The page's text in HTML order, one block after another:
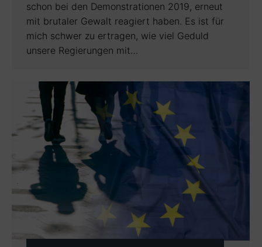
schon bei den Demonstrationen 2019, erneut
mit brutaler Gewalt reagiert haben. Es ist für
mich schwer zu ertragen, wie viel Geduld
unsere Regierungen mit…